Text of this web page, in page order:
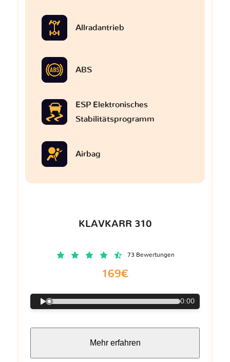
Allradantrieb
ABS
ESP Elektronisches
Stabilitätsprogramm
Airbag
KLAVKARR 310
73 Bewertungen
169€
0:00
Mehr erfahren